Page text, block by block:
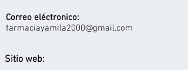
Correo eléctronico:
farmaciayamila2000@gmail.com
Sitio web: